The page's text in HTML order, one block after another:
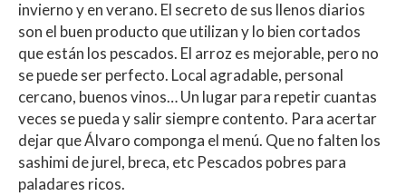
invierno y en verano. El secreto de sus llenos diarios
son el buen producto que utilizan y lo bien cortados
que están los pescados. El arroz es mejorable, pero no
se puede ser perfecto. Local agradable, personal
cercano, buenos vinos… Un lugar para repetir cuantas
veces se pueda y salir siempre contento. Para acertar
dejar que Álvaro componga el menú. Que no falten los
sashimi de jurel, breca, etc Pescados pobres para
paladares ricos.